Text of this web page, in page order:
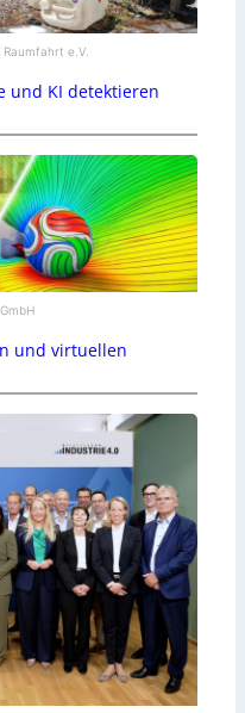
e.V.
und KI detektieren
und virtuellen